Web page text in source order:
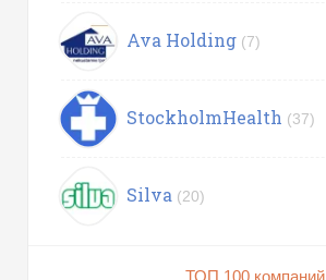
Ava Holding (7)
StockholmHealth (37)
Silva (20)
ТОП 100 компаний